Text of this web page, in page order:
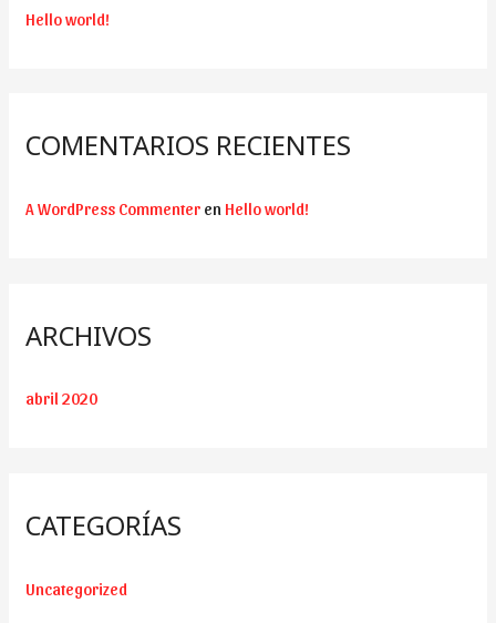
Hello world!
COMENTARIOS RECIENTES
A WordPress Commenter en Hello world!
ARCHIVOS
abril 2020
CATEGORÍAS
Uncategorized